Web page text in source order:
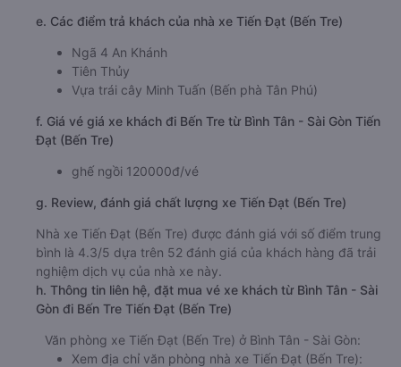
e. Các điểm trả khách của nhà xe Tiến Đạt (Bến Tre)
Ngã 4 An Khánh
Tiên Thủy
Vựa trái cây Minh Tuấn (Bến phà Tân Phú)
f. Giá vé giá xe khách đi Bến Tre từ Bình Tân - Sài Gòn Tiến
Đạt (Bến Tre)
ghế ngồi 120000đ/vé
g. Review, đánh giá chất lượng xe Tiến Đạt (Bến Tre)
Nhà xe Tiến Đạt (Bến Tre) được đánh giá với số điểm trung
bình là 4.3/5 dựa trên 52 đánh giá của khách hàng đã trải
nghiệm dịch vụ của nhà xe này.
h. Thông tin liên hệ, đặt mua vé xe khách từ Bình Tân - Sài
Gòn đi Bến Tre Tiến Đạt (Bến Tre)
Văn phòng xe Tiến Đạt (Bến Tre) ở Bình Tân - Sài Gòn:
Xem địa chỉ văn phòng nhà xe Tiến Đạt (Bến Tre):